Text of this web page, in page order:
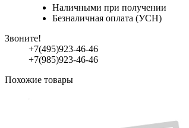
Наличными при получении
Безналичная оплата (УСН)
Звоните!
+7(495)923-46-46
+7(985)923-46-46
Похожие товары